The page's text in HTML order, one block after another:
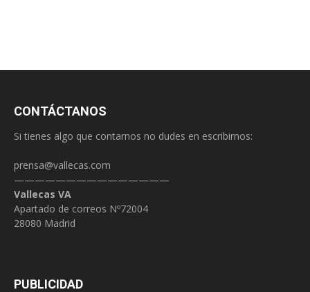
CONTÁCTANOS
Si tienes algo que contarnos no dudes en escribirnos:
prensa@vallecas.com
———————————————
Vallecas VA
Apartado de correos Nº72004
28080 Madrid
PUBLICIDAD